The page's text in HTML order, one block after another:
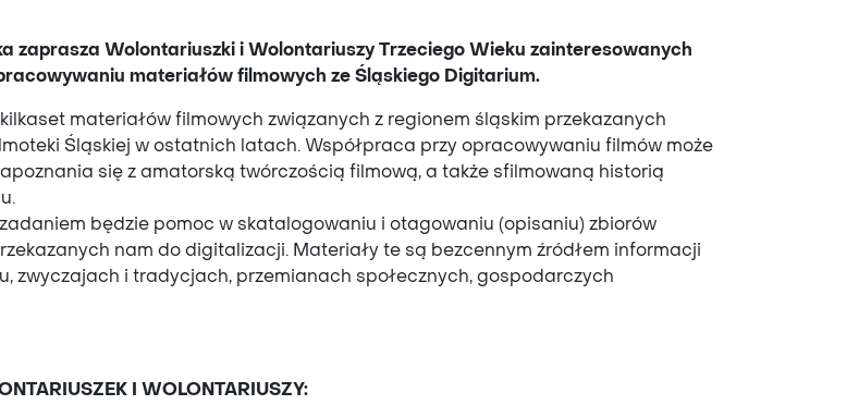
zaprasza Wolontariuszki i Wolontariuszy Trzeciego Wieku zainteresowanych
materiałów filmowych ze Śląskiego Digitarium.
materiałów filmowych związanych z regionem śląskim przekazanych
Śląskiej w ostatnich latach. Współpraca przy opracowywaniu filmów może
się z amatorską twórczością filmową, a także sfilmowaną historią
będzie pomoc w skatalogowaniu i otagowaniu (opisaniu) zbiorów
nam do digitalizacji. Materiały te są bezcennym źródłem informacji
zwyczajach i tradycjach, przemianach społecznych, gospodarczych
I WOLONTARIUSZY: